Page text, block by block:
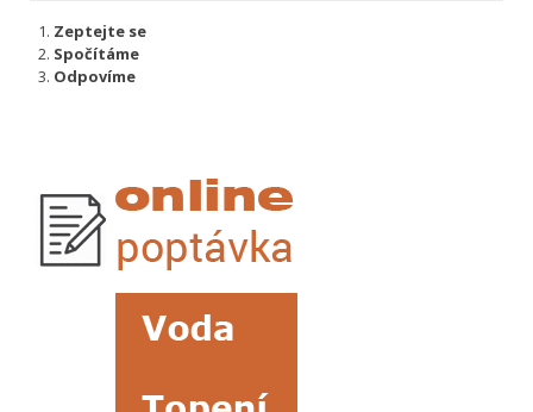
Zeptejte se
Spočítáme
Odpovíme